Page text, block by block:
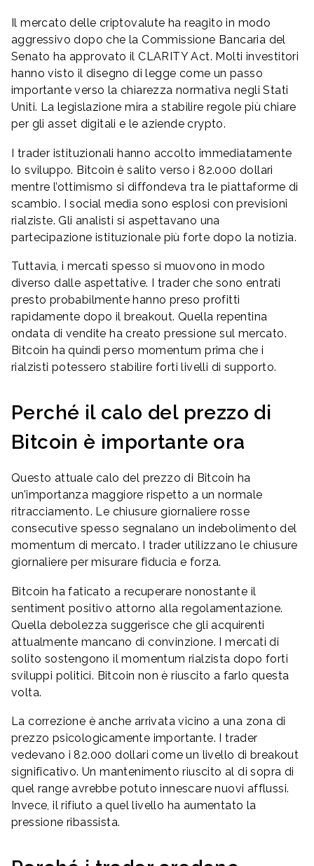
Il mercato delle criptovalute ha reagito in modo
aggressivo dopo che la Commissione Bancaria del
Senato ha approvato il CLARITY Act. Molti investitori
hanno visto il disegno di legge come un passo
importante verso la chiarezza normativa negli Stati
Uniti. La legislazione mira a stabilire regole più chiare
per gli asset digitali e le aziende crypto.
I trader istituzionali hanno accolto immediatamente
lo sviluppo. Bitcoin è salito verso i 82.000 dollari
mentre l’ottimismo si diffondeva tra le piattaforme di
scambio. I social media sono esplosi con previsioni
rialziste. Gli analisti si aspettavano una
partecipazione istituzionale più forte dopo la notizia.
Tuttavia, i mercati spesso si muovono in modo
diverso dalle aspettative. I trader che sono entrati
presto probabilmente hanno preso profitti
rapidamente dopo il breakout. Quella repentina
ondata di vendite ha creato pressione sul mercato.
Bitcoin ha quindi perso momentum prima che i
rialzisti potessero stabilire forti livelli di supporto.
Perché il calo del prezzo di
Bitcoin è importante ora
Questo attuale calo del prezzo di Bitcoin ha
un’importanza maggiore rispetto a un normale
ritracciamento. Le chiusure giornaliere rosse
consecutive spesso segnalano un indebolimento del
momentum di mercato. I trader utilizzano le chiusure
giornaliere per misurare fiducia e forza.
Bitcoin ha faticato a recuperare nonostante il
sentiment positivo attorno alla regolamentazione.
Quella debolezza suggerisce che gli acquirenti
attualmente mancano di convinzione. I mercati di
solito sostengono il momentum rialzista dopo forti
sviluppi politici. Bitcoin non è riuscito a farlo questa
volta.
La correzione è anche arrivata vicino a una zona di
prezzo psicologicamente importante. I trader
vedevano i 82.000 dollari come un livello di breakout
significativo. Un mantenimento riuscito al di sopra di
quel range avrebbe potuto innescare nuovi afflussi.
Invece, il rifiuto a quel livello ha aumentato la
pressione ribassista.